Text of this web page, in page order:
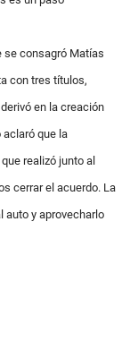
se consagró Matías
con tres títulos,
en la creación
aclaró que la
realizó junto al
cerrar el acuerdo. La
auto y aprovecharlo